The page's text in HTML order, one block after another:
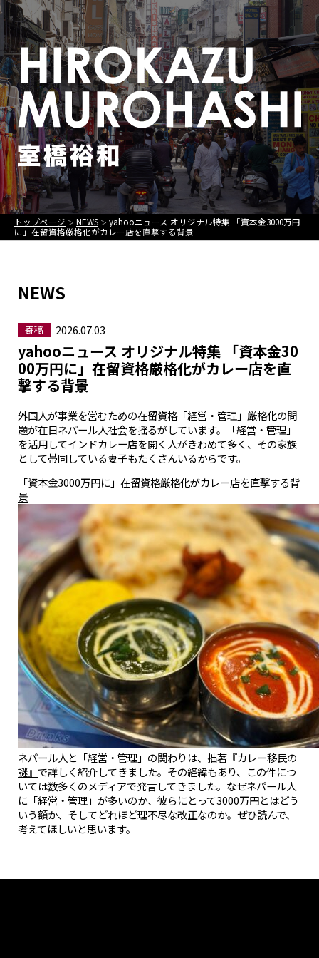
トップページ ＞ NEWS ＞ yahooニュース オリジナル特集 「資本金3000万円
に」在留資格厳格化がカレー店を直撃する背景
NEWS
寄稿 2026.07.03
yahooニュース オリジナル特集 「資本金30
00万円に」在留資格厳格化がカレー店を直
撃する背景
外国人が事業を営むための在留資格「経営・管理」厳格化の問
題が在日ネパール人社会を揺るがしています。「経営・管理」
を活用してインドカレー店を開く人がきわめて多く、その家族
として帯同している妻子もたくさんいるからです。
「資本金3000万円に」在留資格厳格化がカレー店を直撃する背
景
ネパール人と「経営・管理」の関わりは、拙著 『カレー移民の
謎』 で詳しく紹介してきました。その経緯もあり、この件につ
いては数多くのメディアで発言してきました。なぜネパール人
に「経営・管理」が多いのか、彼らにとって3000万円とはどう
いう額か、そしてどれほど理不尽な改正なのか。ぜひ読んで、
考えてほしいと思います。